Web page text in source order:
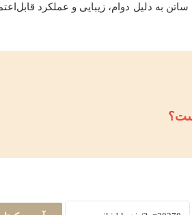
به دلیل دوام، زیبایی و عملکرد